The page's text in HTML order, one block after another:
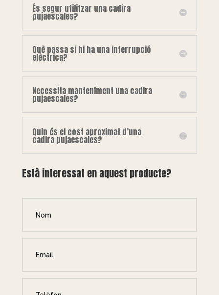
És segur utilitzar una cadira
pujaescales?
Què passa si hi ha una interrupció
elèctrica?
Necessita manteniment una cadira
pujaescales?
Quin és el cost aproximat d’una
cadira pujaescales?
Està interessat en aquest producte?